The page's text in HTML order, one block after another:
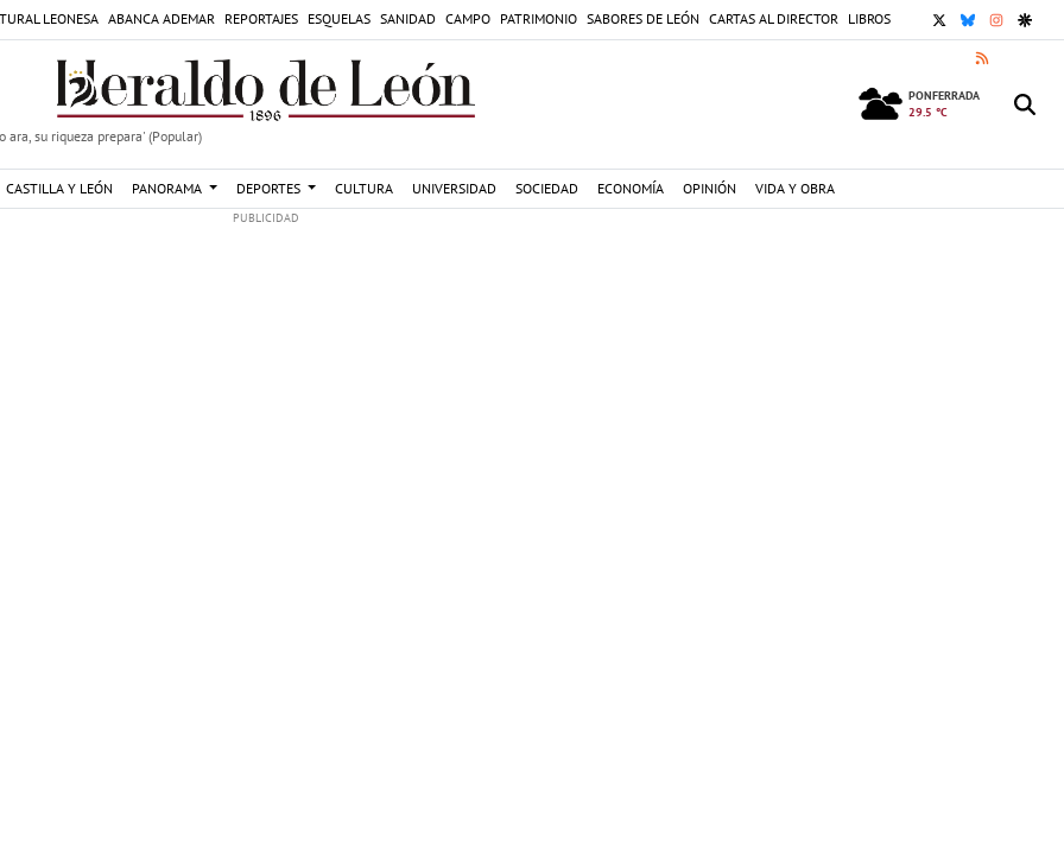
LEONESA ABANCA ADEMAR REPORTAJES ESQUELAS SANIDAD CAMPO PATRIMONIO SABORES DE LEÓN CARTAS AL DIRECTOR LIBROS X BLUESKY
RSS
ara, su riqueza prepara' (Popular)
PONFERRADA
29.5 °C
CASTILLA Y LEÓN PANORAMA DEPORTES CULTURA UNIVERSIDAD SOCIEDAD ECONOMÍA OPINIÓN VIDA Y OBRA